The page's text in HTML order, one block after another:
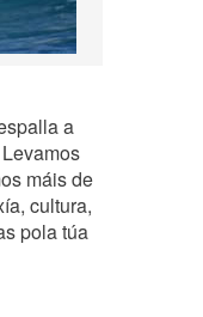
a
máis de
cultura,
pola túa